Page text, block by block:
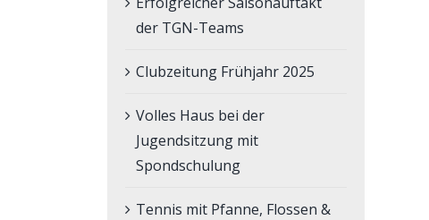
der TGN-Teams
Clubzeitung Frühjahr 2025
Volles Haus bei der
Jugendsitzung mit
Spondschulung
Tennis mit Pfanne, Flossen &